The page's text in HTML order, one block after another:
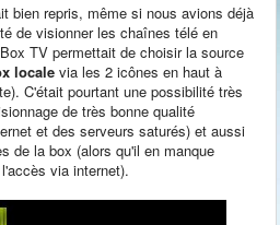
bien repris, même si nous avions déjà
de visionner les chaînes télé en
TV permettait de choisir la source
locale via les 2 icônes en haut à
C'était pourtant une possibilité très
de très bonne qualité
et des serveurs saturés) et aussi
de la box (alors qu'il en manque
via internet).